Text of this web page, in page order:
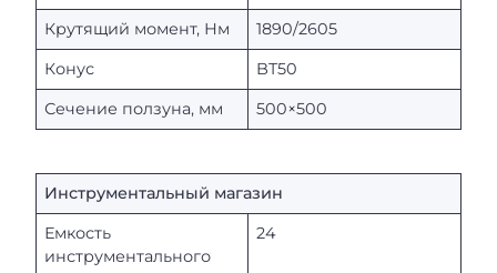
Крутящий момент, Нм
1890/2605
Конус
BT50
Сечение ползуна, мм
500×500
Инструментальный магазин
Емкость
инструментального
24